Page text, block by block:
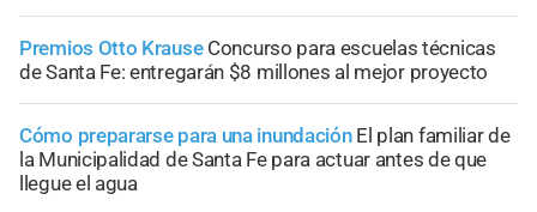
Premios Otto Krause Concurso para escuelas técnicas
de Santa Fe: entregarán $8 millones al mejor proyecto
Cómo prepararse para una inundación El plan familiar de
la Municipalidad de Santa Fe para actuar antes de que
llegue el agua